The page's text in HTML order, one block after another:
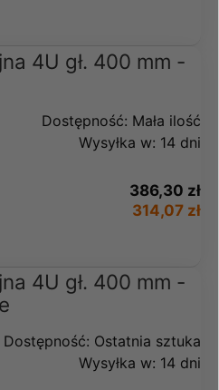
4U gł. 400 mm -
Dostępność: Mała ilość
Wysyłka w: 14 dni
386,30 zł
314,07 zł
4U gł. 400 mm -
Dostępność: Ostatnia sztuka
Wysyłka w: 14 dni